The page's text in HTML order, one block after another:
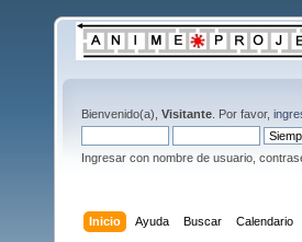
Bienvenido(a), Visitante . Por favor,
Ingresar con nombre de usuario,
Inicio Ayuda Buscar Calendario